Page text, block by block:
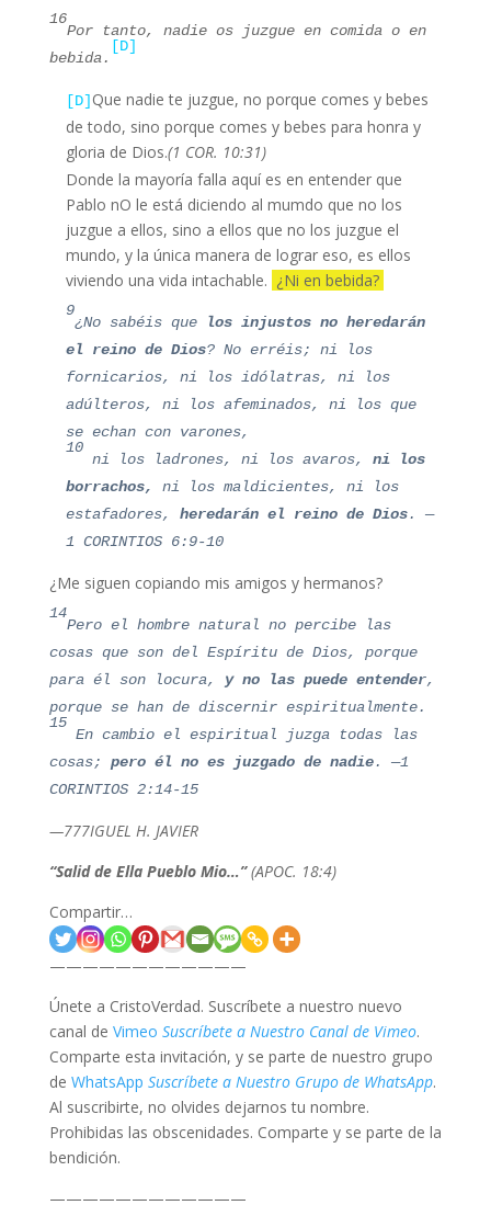
16
Por tanto, nadie os juzgue en comida o en
bebida.
[D]
[D] Que nadie te juzgue, no porque comes y bebes
de todo, sino porque comes y bebes para honra y
gloria de Dios.(1 COR. 10:31)
Donde la mayoría falla aquí es en entender que
Pablo nO le está diciendo al mumdo que no los
juzgue a ellos, sino a ellos que no los juzgue el
mundo, y la única manera de lograr eso, es ellos
viviendo una vida intachable. ¿Ni en bebida?
9
¿No sabéis que
los injustos no heredarán
el reino de Dios? No erréis; ni los
fornicarios, ni los idólatras, ni los
adúlteros, ni los afeminados, ni los que
se echan con varones,
10
ni los ladrones, ni los avaros, ni los
borrachos,
ni los maldicientes, ni los
estafadores, heredarán el reino de Dios. —
1 CORINTIOS 6:9-10
¿Me siguen copiando mis amigos y hermanos?
14
Pero el hombre natural no percibe las
cosas que son del Espíritu de Dios, porque
para él son locura, y no las puede entender,
porque se han de discernir espiritualmente.
15
En cambio el espiritual juzga todas las
cosas; pero él no es juzgado de nadie. —1
CORINTIOS 2:14-15
—777IGUEL H. JAVIER
“Salid de Ella Pueblo Mio…”(APOC. 18:4)
Compartir…
————————————
Únete a CristoVerdad. Suscríbete a nuestro nuevo
canal de Vimeo Suscríbete a Nuestro Canal de Vimeo.
Comparte esta invitación, y se parte de nuestro grupo
de WhatsApp Suscríbete a Nuestro Grupo de WhatsApp.
Al suscribirte, no olvides dejarnos tu nombre.
Prohibidas las obscenidades. Comparte y se parte de la
bendición.
————————————